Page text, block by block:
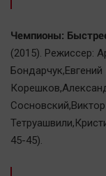
Чемпионы:
(2015). Режиссер:
45-45).